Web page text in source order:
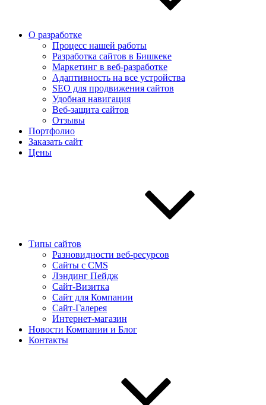
О разработке
Процесс нашей работы
Разработка сайтов в Бишкеке
Маркетинг в веб-разработке
Адаптивность на все устройства
SEO для продвижения сайтов
Удобная навигация
Веб-защита сайтов
Отзывы
Портфолио
Заказать сайт
Цены
Типы сайтов
Разновидности веб-ресурсов
Сайты с CMS
Лэндинг Пейдж
Сайт-Визитка
Сайт для Компании
Сайт-Галерея
Интернет-магазин
Новости Компании и Блог
Контакты